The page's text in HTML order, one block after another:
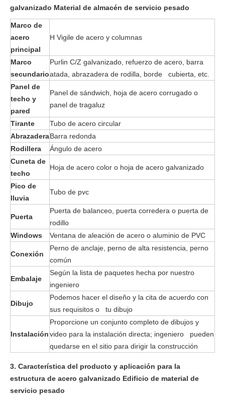
galvanizado Material de almacén de servicio pesado
Marco de
acero
principal
H Vigile de acero y columnas
Marco
secundario
Purlin C/Z galvanizado, refuerzo de acero, barra
atada, abrazadera de rodilla, borde cubierta, etc.
Panel de
techo y
pared
Panel de sándwich, hoja de acero corrugado o
panel de tragaluz
Tirante
Tubo de acero circular
AbrazaderaBarra redonda
Rodillera
Ángulo de acero
Cuneta de
techo
Hoja de acero color o hoja de acero galvanizado
Pico de
lluvia
Tubo de pvc
Puerta
Puerta de balanceo, puerta corredera o puerta de
rodillo
Windows
Ventana de aleación de acero o aluminio de PVC
Conexión
Perno de anclaje, perno de alta resistencia, perno
común
Embalaje
Según la lista de paquetes hecha por nuestro
ingeniero
Dibujo
Podemos hacer el diseño y la cita de acuerdo con
sus requisitos o tu dibujo
Instalación
Proporcione un conjunto completo de dibujos y
video para la instalación directa; ingeniero pueden
quedarse en el sitio para dirigir la construcción
3. Característica del producto y aplicación para la
estructura de acero galvanizado Edificio de material de
servicio pesado